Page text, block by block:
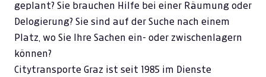
geplant? Sie brauchen Hilfe bei einer Räumung oder
Delogierung? Sie sind auf der Suche nach einem
Platz, wo Sie Ihre Sachen ein- oder zwischenlagern
können?
Citytransporte Graz ist seit 1985 im Dienste